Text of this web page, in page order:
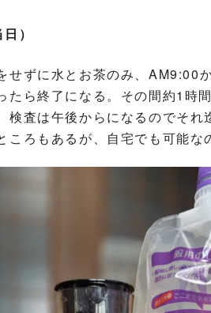
）
ずに水とお茶のみ、AM9:00
たら終了になる。その間約1時
検査は午後からになるのでそ
ころもあるが、自宅でも可能な